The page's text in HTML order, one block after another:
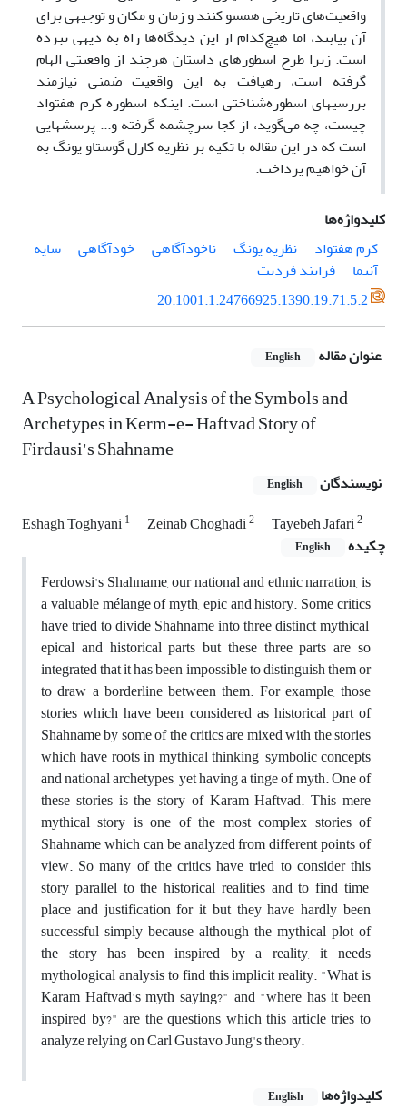
واقعیت‌های تاریخی همسو کنند و زمان و مکان و توجیهی برای
آن بیابند، اما هیچ‌کدام از این دیدگاه‌ها راه به دیهی نبرده
است. زیرا طرح اسطوره‏ای داستان هرچند از واقعیتی الهام
گرفته ‏است، رهیافت به این واقعیت ضمنی نیازمند
بررسی‏های اسطوره‌شناختی است. اینکه اسطوره کرم هفتواد
چیست، چه می‌گوید، از کجا سرچشمه گرفته و... پرسش‏هایی
است که در این مقاله با تکیه بر نظریه کارل گوستاو یونگ به
آن خواهیم پرداخت.
کلیدواژه‌ها
کرم هفتواد
نظریه یونگ ناخودآگاهی خودآگاهی
سایه
آنیما
فرایند فردیت
20.1001.1.24766925.1390.19.71.5.2
عنوان مقاله English
A Psychological Analysis of the Symbols and
Archetypes in Kerm-e- Haftvad Story of
Firdausi's Shahname
نویسندگان English
Eshagh Toghyani1 Zeinab Choghadi2 Tayebeh Jafari2
چکیده English
Ferdowsi's Shahname, our national and ethnic narration, is
a valuable mélange of myth, epic and history. Some critics
have tried to divide Shahname into three distinct mythical,
epical and historical parts but these three parts are so
integrated that it has been impossible to distinguish them or
to draw a borderline between them. For example, those
stories which have been considered as historical part of
Shahname by some of the critics are mixed with the stories
which have roots in mythical thinking, symbolic concepts
and national archetypes, yet having a tinge of myth. One of
these stories is the story of Karam Haftvad. This mere
mythical story is one of the most complex stories of
Shahname which can be analyzed from different points of
view. So many of the critics have tried to consider this
story parallel to the historical realities and to find time,
place and justification for it but they have hardly been
successful simply because although the mythical plot of
the story has been inspired by a reality, it needs
mythological analysis to find this implicit reality. "What is
Karam Haftvad's myth saying?" and "where has it been
inspired by?" are the questions which this article tries to
analyze relying on Carl Gustavo Jung's theory.
کلیدواژه‌ها
English